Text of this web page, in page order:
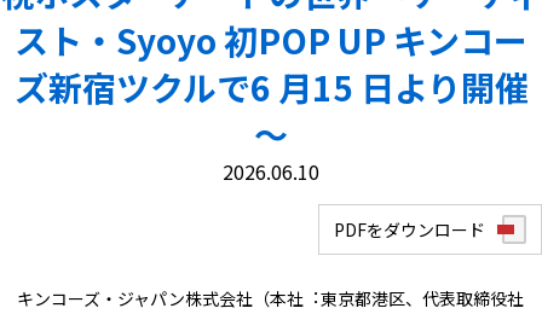
ごあいさつ
企業概要
サステナビリティ
採用情報トップサービスサイト
スト・Syoyo 初POP UP キンコー
ズ新宿ツクルで6 月15 日より開催
～
2026.06.10
PDFをダウンロード
キンコーズ・ジャパン株式会社（本社︓東京都港区、代表取締役社